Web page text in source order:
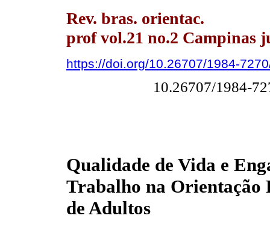
Rev. bras. orientac.
prof vol.21 no.2 Campinas
https://doi.org/10.26707/1984-
10.26707/1984-
Qualidade de Vida e
Trabalho na Orientação
de Adultos